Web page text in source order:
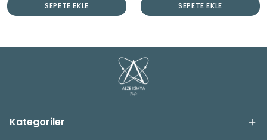
SEPETE EKLE SEPETE EKLE
Kategoriler